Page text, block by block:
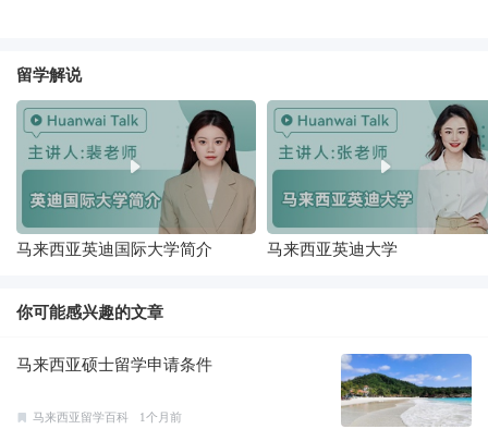
留学解说
马来西亚英迪国际大学简介 马来西亚英迪大学
你可能感兴趣的文章
马来西亚硕士留学申请条件
马来西亚留学百科 1个月前